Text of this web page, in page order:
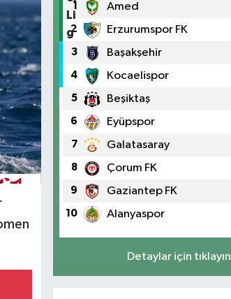
1 Amed
2 Erzurumspor FK
3 Başakşehir
4 Kocaelispor
5 Beşiktaş
6 Eyüpspor
7 Galatasaray
8 Çorum FK
9 Gaziantep FK
10 Alanyaspor
Detaylar için tıklayın